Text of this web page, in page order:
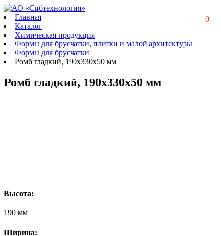
0
Главная
Каталог
Химическая продукция
Формы для брусчатки, плитки и малой архитектуры
Формы для брусчатки
Ромб гладкий, 190х330х50 мм
Ромб гладкий, 190х330х50 мм
Высота:
190 мм
Ширина: